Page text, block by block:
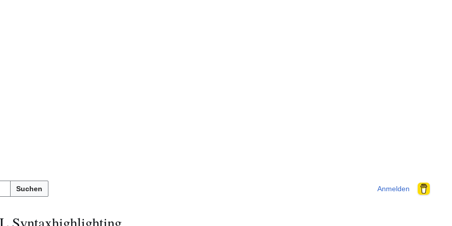
Suchen Anmelden